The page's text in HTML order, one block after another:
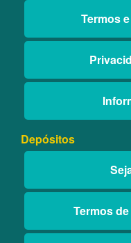
Termos
Depósitos
Termos